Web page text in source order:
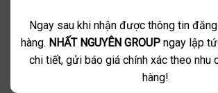
Ngay sau khi nhận được thông tin
hàng. NHẤT NGUYÊN GROUP ngay lập
chi tiết, gửi báo giá chính xác theo nhu
hàng!